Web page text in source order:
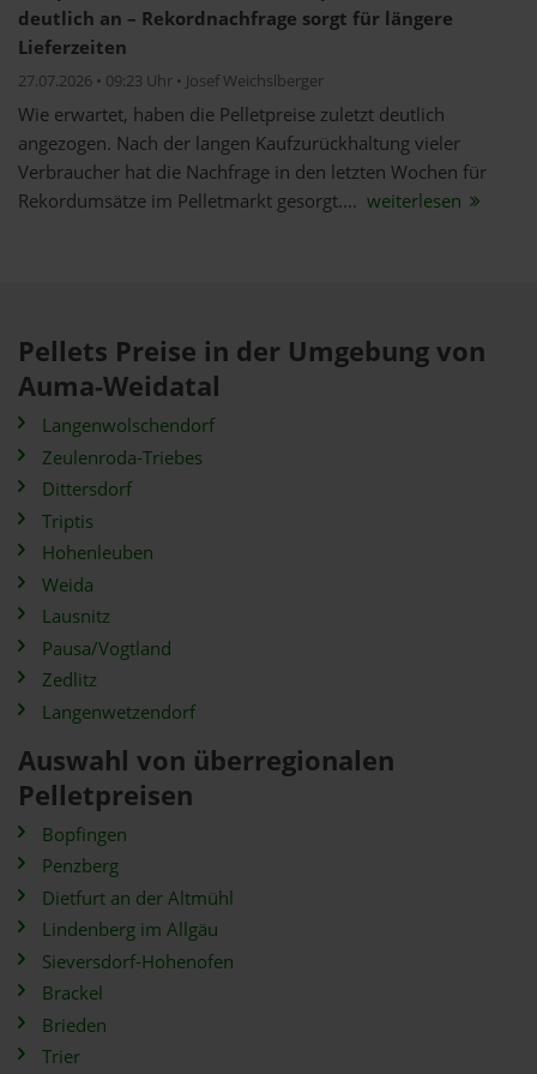
deutlich an – Rekordnachfrage sorgt für längere
Lieferzeiten
27.07.2026 • 09:23 Uhr • Josef Weichslberger
Wie erwartet, haben die Pelletpreise zuletzt deutlich
angezogen. Nach der langen Kaufzurückhaltung vieler
Verbraucher hat die Nachfrage in den letzten Wochen für
Rekordumsätze im Pelletmarkt gesorgt.... weiterlesen
Pellets Preise in der Umgebung von
Auma-Weidatal
Langenwolschendorf
Zeulenroda-Triebes
Dittersdorf
Triptis
Hohenleuben
Weida
Lausnitz
Pausa/Vogtland
Zedlitz
Langenwetzendorf
Auswahl von überregionalen
Pelletpreisen
Bopfingen
Penzberg
Dietfurt an der Altmühl
Lindenberg im Allgäu
Sieversdorf-Hohenofen
Brackel
Brieden
Trier